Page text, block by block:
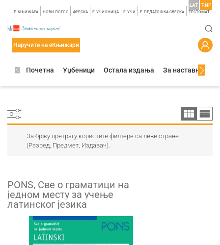
E-КЊИЖАРА НОВИ ЛОГОС ФРЕСКА E-УЧИОНИЦА E-УЧИ Е-ПЕДАГОШКА СВЕСКА TЕСТОМАТ
LAT ЋИР
Наручите на еКњижари
Почетна Уџбеници Остала издања За наставнике
За бржу претрагу користите филтере са леве стране
(Разред, Предмет, Издавач).
PONS, Све о граматици на
једном месту за учење
латинског језика